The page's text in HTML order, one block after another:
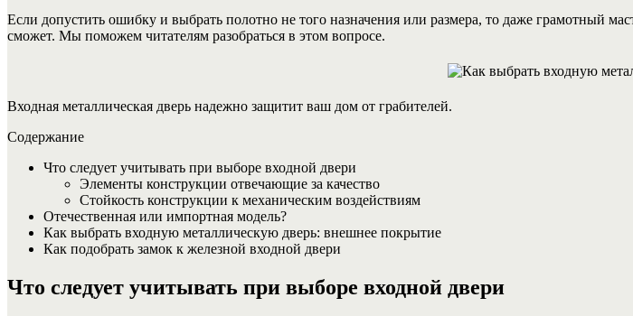
Если допустить ошибку и выбрать полотно не того назначения или размера, то даже грамотный
сможет. Мы поможем читателям разобраться в этом вопросе.
Входная металлическая дверь надежно защитит ваш дом от грабителей.
Содержание
Что следует учитывать при выборе входной двери
Элементы конструкции отвечающие за качество
Стойкость конструкции к механическим воздействиям
Отечественная или импортная модель?
Как выбрать входную металлическую дверь: внешнее покрытие
Как подобрать замок к железной входной двери
Что следует учитывать при выборе входной двери